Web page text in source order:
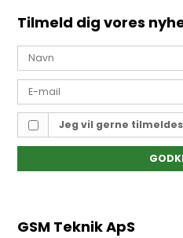
Tilmeld dig vores
Jeg vil gerne
GSM Teknik ApS